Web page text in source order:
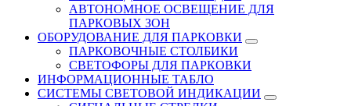
АВТОНОМНОЕ ОСВЕЩЕНИЕ ДЛЯ
ПАРКОВЫХ ЗОН
ОБОРУДОВАНИЕ ДЛЯ ПАРКОВКИ
ПАРКОВОЧНЫЕ СТОЛБИКИ
СВЕТОФОРЫ ДЛЯ ПАРКОВКИ
ИНФОРМАЦИОННЫЕ ТАБЛО
CИСТЕМЫ СВЕТОВОЙ ИНДИКАЦИИ